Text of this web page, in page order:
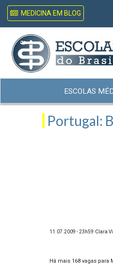
MEDICINA EM BLOG
ESCOLAS
Portugal:
11.07.2009 - 23h59 Clara
Há mais 168 vagas